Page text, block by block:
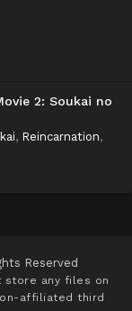
2: Soukai no
, Reincarnation,
Reserved
store any files on
affiliated third